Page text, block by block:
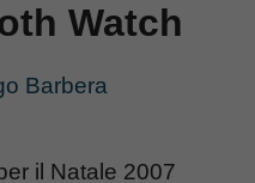
Watch
Barbera
il Natale 2007